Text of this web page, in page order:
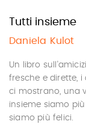
Tutti insieme
Daniela Kulot
Un libro
fresche e dirette, i
ci mostrano, una
insieme siamo
siamo più felici.